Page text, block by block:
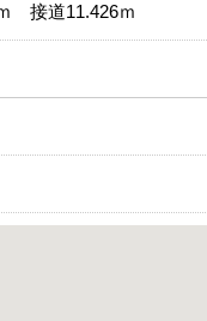
接道11.426ｍ